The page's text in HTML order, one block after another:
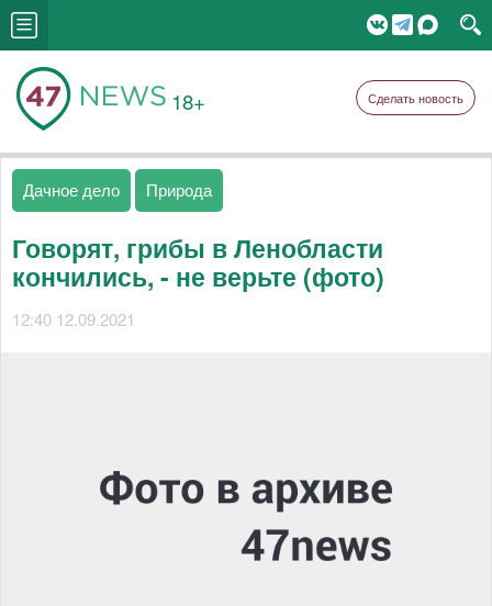
18+ Сделать новость
Дачное дело Природа
Говорят, грибы в Ленобласти
кончились, - не верьте (фото)
12:40 12.09.2021